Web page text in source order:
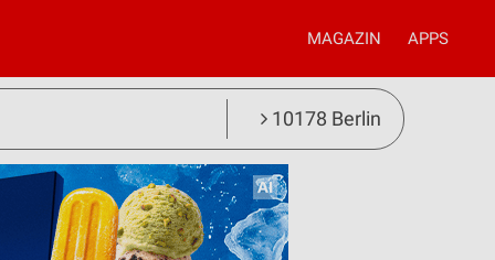
MAGAZIN APPS
10178 Berlin